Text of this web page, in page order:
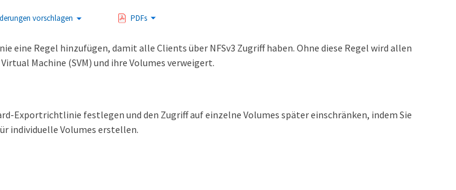
vorschlagen PDFs
eine Regel hinzufügen, damit alle Clients über NFSv3 Zugriff haben. Ohne diese Regel wird allen
Machine (SVM) und ihre Volumes verweigert.
Exportrichtlinie festlegen und den Zugriff auf einzelne Volumes später einschränken, indem Sie
individuelle Volumes erstellen.